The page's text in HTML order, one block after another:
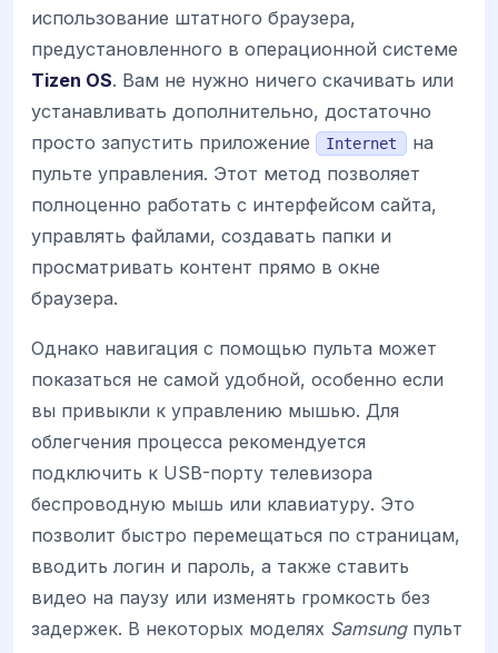
использование штатного браузера,
предустановленного в операционной системе
Tizen OS. Вам не нужно ничего скачивать или
устанавливать дополнительно, достаточно
просто запустить приложение
Internet
на
пульте управления. Этот метод позволяет
полноценно работать с интерфейсом сайта,
управлять файлами, создавать папки и
просматривать контент прямо в окне
браузера.
Однако навигация с помощью пульта может
показаться не самой удобной, особенно если
вы привыкли к управлению мышью. Для
облегчения процесса рекомендуется
подключить к USB-порту телевизора
беспроводную мышь или клавиатуру. Это
позволит быстро перемещаться по страницам,
вводить логин и пароль, а также ставить
видео на паузу или изменять громкость без
задержек. В некоторых моделях Samsungпульт